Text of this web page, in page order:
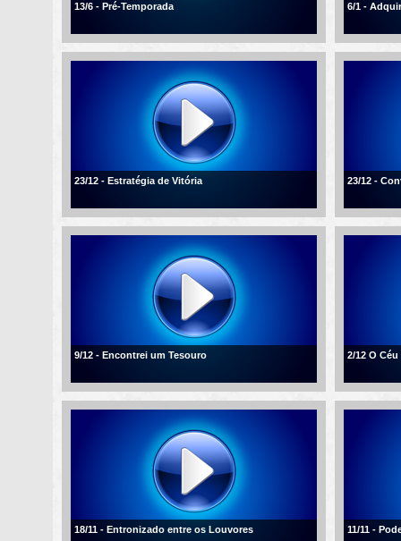
13/6 - Pré-Temporada 6/1 -
23/12 - Estratégia de Vitória 23/12 -
9/12 - Encontrei um Tesouro 2/12 O
18/11 - Entronizado entre os Louvores 11/11 -